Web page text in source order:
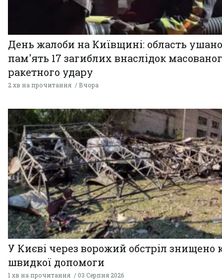
День жалоби на Київщині: область
пам'ять 17 загиблих внаслідок
ракетного удару
2 хв на прочитання Вчора
У Києві через ворожий обстріл знищено
швидкої допомоги
1 хв на прочитання 03 Серпня 2026